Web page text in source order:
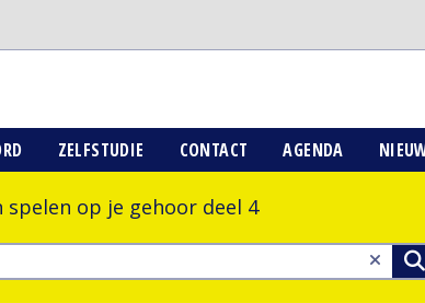
ZELFSTUDIE CONTACT AGENDA
op je gehoor deel 4